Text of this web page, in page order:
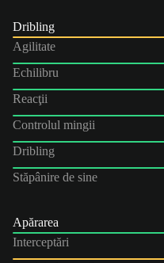
Dribling
Agilitate
Echilibru
Reacţii
Controlul mingii
Dribling
Stăpânire de sine
Apărarea
Interceptări